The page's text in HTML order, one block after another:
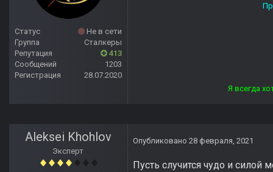
Статус
Не в сети
Группа
Сталкеры
Репутация
413
Сообщений
1203
Регистрация
28.07.2020
Прямой дороги тебе,
Я всегда хотел отвечать
Aleksei Khohlov
Эксперт
Опубликовано 28 февраля, 2021
Пусть случится чудо и